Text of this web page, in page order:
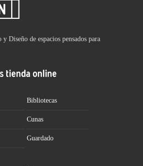
y Diseño de espacios pensados para
tienda online
Bibliotecas
Cunas
Guardado